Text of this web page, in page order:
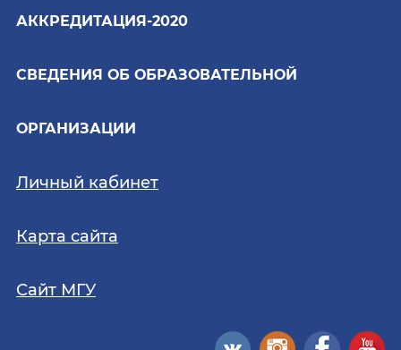
АККРЕДИТАЦИЯ-2020
СВЕДЕНИЯ ОБ ОБРАЗОВАТЕЛЬНОЙ
ОРГАНИЗАЦИИ
Личный кабинет
Карта сайта
Сайт МГУ